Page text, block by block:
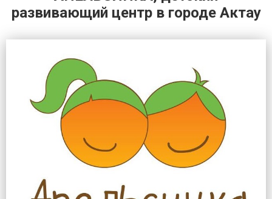
развивающий центр в городе Актау